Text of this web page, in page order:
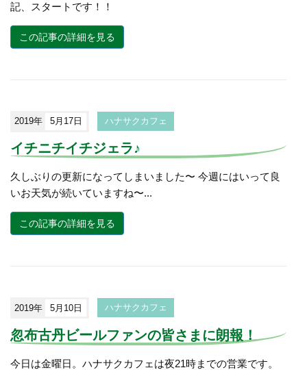
記、スタートです！！
この記事の詳細を見る
2019年 5月17日 ハナサクカフェ
イチニチイチジェラ♪
久しぶりの更新になってしまいました〜 今週にはいって良
いお天気が続いていますね〜...
この記事の詳細を見る
2019年 5月10日 ハナサクカフェ
忽布古丹ビールファンの皆さまに朗報！
今日は金曜日。ハナサクカフェは夜21時までの営業です。